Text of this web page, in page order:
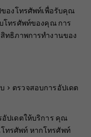
องโทรศัพท์เพื่อรับคุณ
โทรศัพท์ของคุณ การ
ทธิภาพการทำงานของ
> ตรวจสอบการอัปเดต
ปเดตให้บริการ คุณ
ทรศัพท์ หากโทรศัพท์